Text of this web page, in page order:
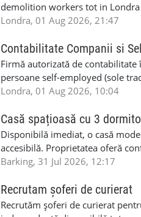
demolition workers tot in
Londra, 01 Aug 2026, 21:47
Contabilitate Companii si
Firmă autorizată de contabilitate
persoane self-employed (sole
închiriate (landlords) Serviciile
HMRC: PAYE / VAT / CIS ✔
Consultanță fiscală ✔ Declarații
Corporation Tax ✔ Company
planuri ✔ Cash-flow și previziuni
serviciile noastre? ✔ Suntem
ca tax agents ✔ Suntem
Service Provider), astfel putem
Londra, 01 Aug 2026, 10:04
Casă spațioasă cu 3
Disponibilă imediat, o casă
accesibilă. Proprietatea oferă
sau pentru persoane care caută
disponibilă Locuință recent
facilități locale Condiții:
Barking, 31 Jul 2026, 12:17
Recrutam șoferi de curierat
Recrutăm șoferi de curierat